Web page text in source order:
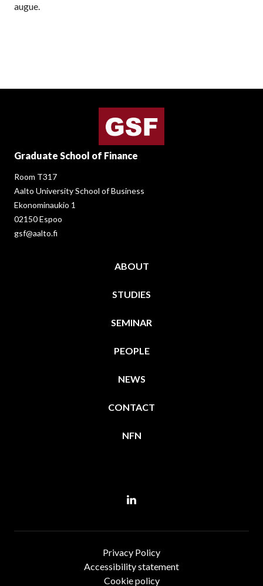
augue.
Graduate School of Finance
Room T317
Aalto University School of Business
Ekonominaukio 1
02150 Espoo
gsf@aalto.fi
ABOUT
STUDIES
SEMINAR
PEOPLE
NEWS
CONTACT
NFN
Privacy Policy
Accessibility statement
Cookie policy